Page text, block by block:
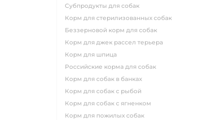
субпродукты для собак
корм для стерилизованных собак
беззерновой корм для собак
корм для джек рассел терьера
корм для шпица
российские корма для собак
корм для собак в банках
корм для собак с рыбой
корм для собак с ягненком
корм для пожилых собак